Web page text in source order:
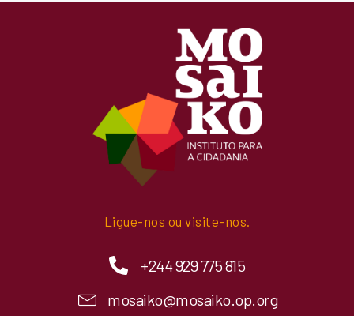
Ligue-nos ou visite-nos.
+244 929 775 815
mosaiko@mosaiko.op.org